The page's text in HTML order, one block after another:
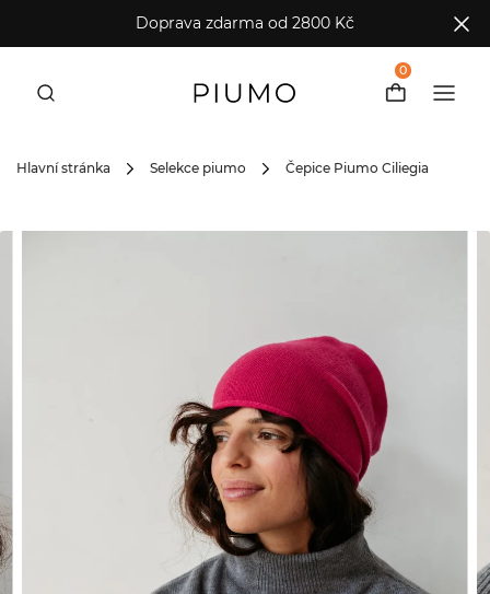
Doprava zdarma od 2800 Kč
0
Hlavní stránka Selekce piumo Čepice Piumo Ciliegia